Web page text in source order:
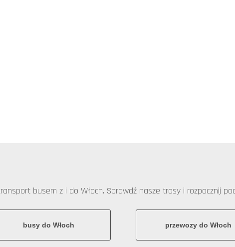
busem z i do Włoch. Sprawdź nasze trasy i rozpocznij
busy do Włoch przewozy do Włoch